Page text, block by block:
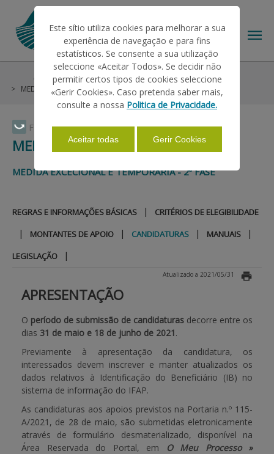
Faça Swipe para ver o menu
O IFAP
AJUDAS/APOIOS
INFORMAÇÕES
ESTATÍSTICAS
PAGAMENTOS
APOIO AO BENEFICIÁRIO
Ajudas/Apoios
Outras Ajudas
MEDIDA 21 DO PDR2020 - 2ª fase
Candidaturas
MEDIDA 21 DO PDR2020 - 2ª FASE
MEDIDA EXCECIONAL E TEMPORÁRIA - 2ª FASE
REGRAS E INFORMAÇÕES BÁSICAS | CRITÉRIOS DE ELEGIBILIDADE
| MONTANTES DE APOIO | CANDIDATURAS | MANUAIS |
LEGISLAÇÃO |
Atualizado a 2021/05/31
APRESENTAÇÃO
O período de submissão de candidaturas decorre entre os
dias 31 de maio e 18 de junho de 2021.
Previamente à apresentação da candidatura, os
interessados devem inscrever e manter atualizados os
dados relativos à Identificação do Beneficiário (IB) no
sistema de informação do IFAP.
As candidaturas aos apoios previstos na Portaria n.º 115-
A/2021, de 28 de maio, são submetidas eletronicamente
através de formulário desmaterializado, disponível na
Área Reservada do Portal, em
O Meu Processo »
Este sítio utiliza cookies para melhorar a sua
experiência de navegação e para fins
estatísticos. Se consente a sua utilização
seleccione «Aceitar Todos». Se decidir não
permitir certos tipos de cookies seleccione
«Gerir Cookies». Caso pretenda saber mais,
consulte a nossa Politica de Privacidade.
Aceitar todas Gerir Cookies